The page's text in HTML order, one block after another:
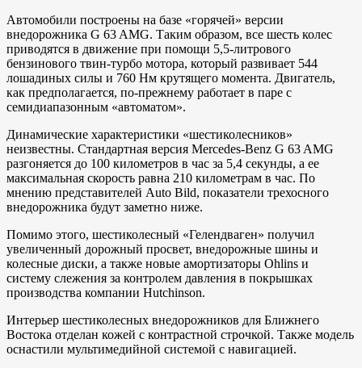
Автомобили построены на базе «горячей» версии
внедорожника G 63 AMG. Таким образом, все шесть колес
приводятся в движение при помощи 5,5-литрового
бензинового твин-турбо мотора, который развивает 544
лошадиных силы и 760 Нм крутящего момента. Двигатель,
как предполагается, по-прежнему работает в паре с
семидиапазонным «автоматом».
Динамические характеристики «шестиколесников»
неизвестны. Стандартная версия Mercedes-Benz G 63 AMG
разгоняется до 100 километров в час за 5,4 секунды, а ее
максимальная скорость равна 210 километрам в час. По
мнению представителей Auto Bild, показатели трехосного
внедорожника будут заметно ниже.
Помимо этого, шестиколесный «Гелендваген» получил
увеличенный дорожный просвет, внедорожные шины и
колесные диски, а также новые амортизаторы Ohlins и
систему слежения за контролем давления в покрышках
производства компании Hutchinson.
Интерьер шестиколесных внедорожников для Ближнего
Востока отделан кожей с контрастной строчкой. Также модель
оснастили мультимедийной системой с навигацией.